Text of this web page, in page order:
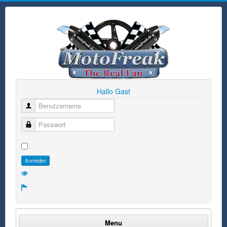
Hallo Gast
Benutzername
Passwort
Anmelden
Menu